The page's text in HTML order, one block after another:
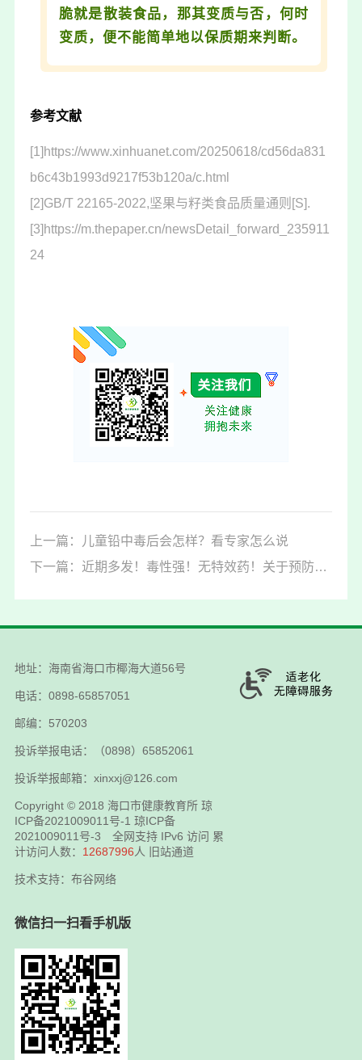
脆就是散装食品，那其变质与否，何时
变质，便不能简单地以保质期来判断。
参考文献
[1]https://www.xinhuanet.com/20250618/cd56da831
b6c43b1993d9217f53b120a/c.html
[2]GB/T 22165-2022,坚果与籽类食品质量通则[S].
[3]https://m.thepaper.cn/newsDetail_forward_235911
24
上一篇：儿童铅中毒后会怎样？看专家怎么说
下一篇：近期多发！毒性强！无特效药！关于预防米酵菌酸中毒，一图读懂
地址：海南省海口市椰海大道56号
电话：0898-65857051
邮编：570203
投诉举报电话：（0898）65852061
投诉举报邮箱：xinxxj@126.com
Copyright © 2018 海口市健康教育所 琼
ICP备2021009011号-1 琼ICP备
2021009011号-3 全网支持 IPv6 访问 累
计访问人数： 12687996人 旧站通道
技术支持：布谷网络
微信扫一扫看手机版